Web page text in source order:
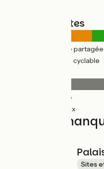
Types de routes
(42%) Route partagée
(58%) Voie cyclable
(93%) Lisse
(7%) Rugueux
À ne pas
Sites